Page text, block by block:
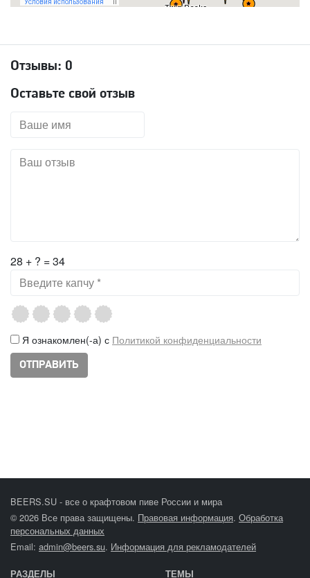
Отзывы: 0
Оставьте свой отзыв
28 + ? = 34
Я ознакомлен(-а) с Политикой конфиденциальности
BEERS.SU - все о крафтовом пиве России и мира
© 2026 Все права защищены. Правовая информация. Обработка
персональных данных
Email: admin@beers.su. Информация для рекламодателей
РАЗДЕЛЫ ТЕМЫ